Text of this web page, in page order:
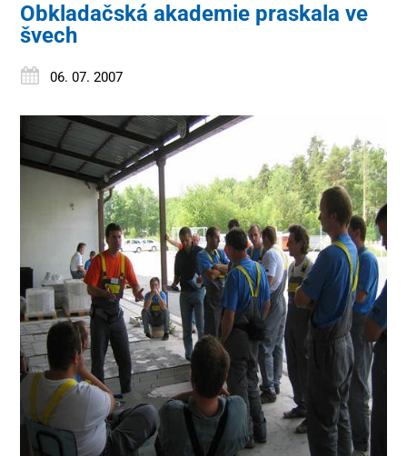
Obkladačská akademie praskala ve
švech
06. 07. 2007